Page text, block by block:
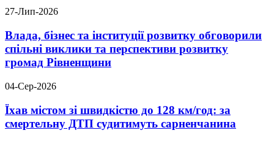
27-Лип-2026
Влада, бізнес та інституції розвитку обговорили
спільні виклики та перспективи розвитку
громад Рівненщини
04-Сер-2026
Їхав містом зі швидкістю до 128 км/год: за
смертельну ДТП судитимуть сарненчанина